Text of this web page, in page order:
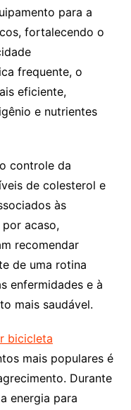
para a
fortalecendo o
frequente, o
eficiente,
e nutrientes
controle da
de colesterol e
às
acaso,
recomendar
de uma rotina
enfermidades e à
mais saudável.
bicicleta
mais populares é
Durante
energia para